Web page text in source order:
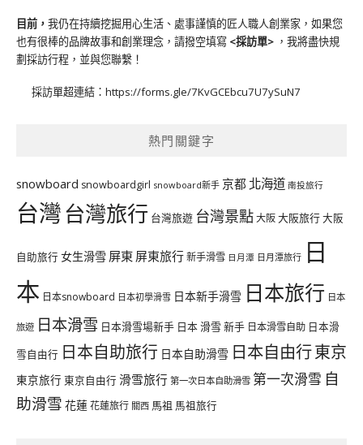
目前， 我仍在持續挖掘用心生活、處事謹慎的匠人職人創業家，如果您
也有很棒的品牌故事和創業理念，請撥空填寫 <採訪單> ，我將盡快規
劃採訪行程，並與您聯繫！
採訪單超連結： https://forms.gle/7KvGCEbcu7U7ySuN7
熱門關鍵字
snowboard snowboardgirl snowboard新手 京都 北海道 南投旅行
台灣台灣旅行 台灣旅遊 台灣景點大阪大阪旅行大阪
自助旅行 女生滑雪 屏東 屏東旅行新手滑雪 日月潭 日月潭旅行 日
本 日本snowboard 日本初學滑雪 日本新手滑雪 日本旅行 日本
旅遊 日本滑雪 日本滑雪場新手 日本 滑雪 新手 日本滑雪自助 日本滑
雪自由行 日本自助旅行 日本自助滑雪 日本自由行東京
東京旅行 東京自由行 滑雪旅行 第一次日本自助滑雪 第一次滑雪 自
助滑雪 花蓮花蓮旅行 關西 馬祖 馬祖旅行